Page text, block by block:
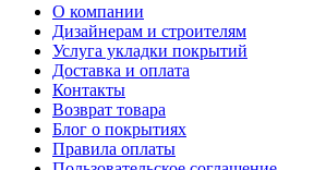
О компании
Дизайнерам и строителям
Услуга укладки покрытий
Доставка и оплата
Контакты
Возврат товара
Блог о покрытиях
Правила оплаты